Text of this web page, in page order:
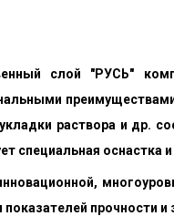
слой "РУСЬ"
раствора и др.
специальная оснастка
показателей прочности